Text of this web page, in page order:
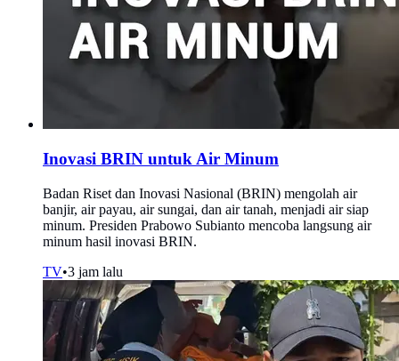
Inovasi BRIN untuk Air Minum
Badan Riset dan Inovasi Nasional (BRIN) mengolah air
banjir, air payau, air sungai, dan air tanah, menjadi air siap
minum. Presiden Prabowo Subianto mencoba langsung air
minum hasil inovasi BRIN.
TV•3 jam lalu